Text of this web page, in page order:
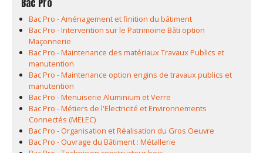
Bac Pro
Bac Pro - Aménagement et finition du bâtiment
Bac Pro - Intervention sur le Patrimoine Bâti option
Maçonnerie
Bac Pro - Maintenance des matériaux Travaux Publics et
manutention
Bac Pro - Maintenance option engins de travaux publics et
manutention
Bac Pro - Menuiserie Aluminium et Verre
Bac Pro - Métiers de l'Electricité et Environnements
Connectés (MELEC)
Bac Pro - Organisation et Réalisation du Gros Oeuvre
Bac Pro - Ouvrage du Bâtiment : Métallerie